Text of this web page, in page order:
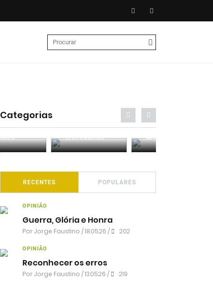
Categorias
Entrevistas Análises
RECENTES POPULARES
OPINIÃO
Guerra, Glória e Honra
PorJorge Faustino / 18.05.26 / 202
OPINIÃO
Reconhecer os erros
PorJorge Faustino / 13.05.26 / 219